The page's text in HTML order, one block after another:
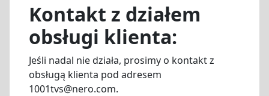
Kontakt z działem
obsługi klienta:
Jeśli nadal nie działa, prosimy o kontakt z
obsługą klienta pod adresem
1001tvs@nero.com.